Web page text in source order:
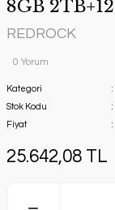
8GB
REDROCK
0 Yorum
Kategori
Stok Kodu
Fiyat
25.642,08 TL